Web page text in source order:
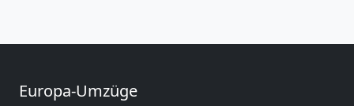
Europa-Umzüge